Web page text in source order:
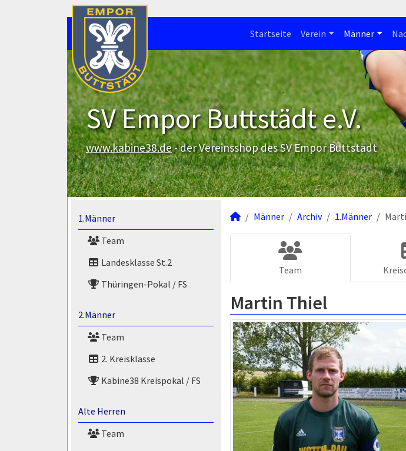
Startseite Verein Männer
SV Empor Buttstädt e.V.
www.kabine38.de- der Vereinsshop des SV Empor Buttstädt
1.Männer
Team
Landesklasse St.2
Thüringen-Pokal / FS
2.Männer
Team
2. Kreisklasse
Kabine38 Kreispokal / FS
Alte Herren
Team
Männer Archiv 1.Männer
Team
Martin Thiel